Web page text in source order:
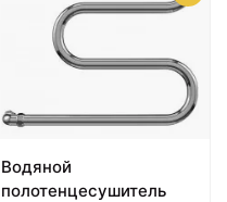
Водяной
полотенцесушитель